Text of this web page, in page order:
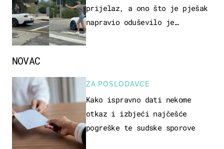
prijelaz, a ono što je pješak
napravio oduševilo je
NOVAC
ZA POSLODAVCE
Kako ispravno dati nekome
otkaz i izbjeći najčešće
pogreške te sudske sporove